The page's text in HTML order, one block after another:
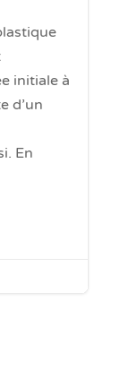
initiale à
d’un
En